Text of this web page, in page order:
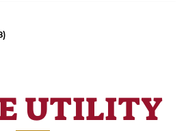
UTILITY